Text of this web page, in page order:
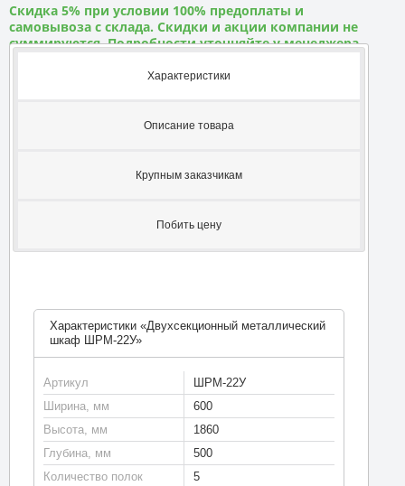
Скидка 5% при условии 100% предоплаты и
самовывоза с склада. Скидки и акции компании не
суммируются. Подробности уточняйте у менеджера
Характеристики
Описание товара
Крупным заказчикам
Побить цену
Характеристики «Двухсекционный металлический
шкаф ШРМ-22У»
Артикул
ШРМ-22У
Ширина, мм
600
Высота, мм
1860
Глубина, мм
500
Количество полок
5